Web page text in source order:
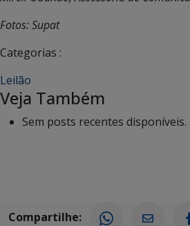
Fotos: Supat
Categorias :
Leilão
Veja Também
Sem posts recentes disponíveis.
Compartilhe: